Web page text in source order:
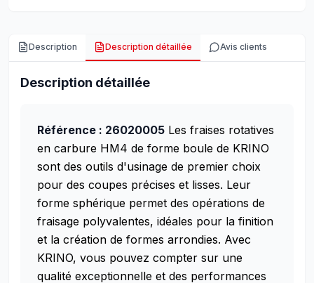
Description Description détaillée Avis clients
Description détaillée
Référence : 26020005 Les fraises rotatives
en carbure HM4 de forme boule de KRINO
sont des outils d'usinage de premier choix
pour des coupes précises et lisses. Leur
forme sphérique permet des opérations de
fraisage polyvalentes, idéales pour la finition
et la création de formes arrondies. Avec
KRINO, vous pouvez compter sur une
qualité exceptionnelle et des performances